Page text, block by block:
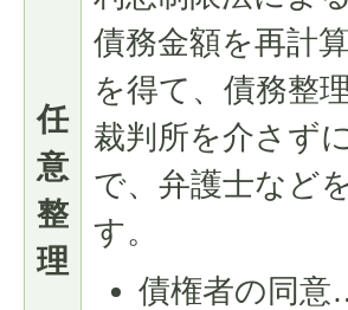
任
意
整
理
債務金額を再計
を得て、債務整
裁判所を介さず
で、弁護士など
す。
債権者の同